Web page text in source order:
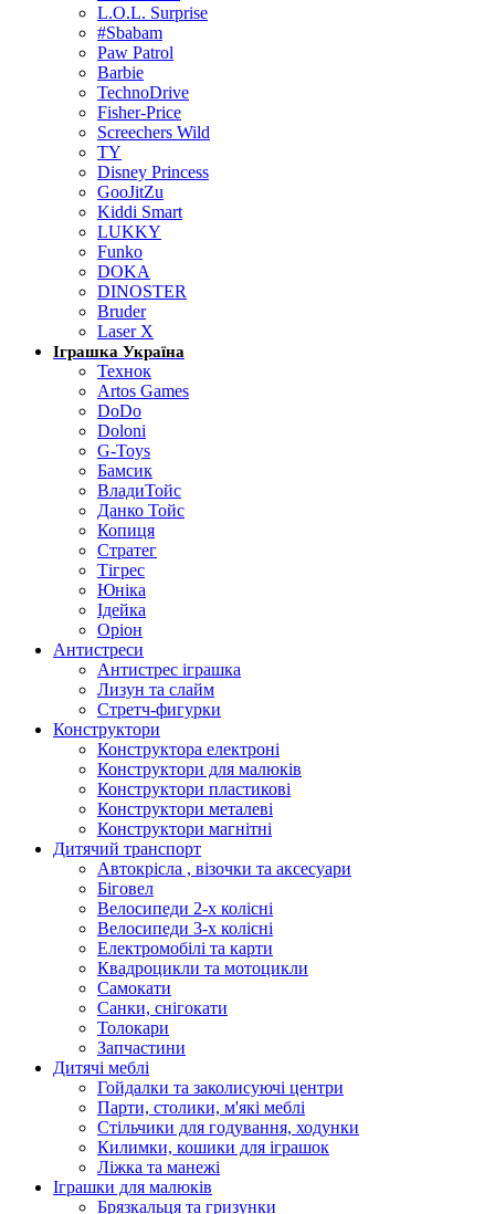
L.O.L. Surprise
#Sbabam
Paw Patrol
Barbie
TechnoDrive
Fisher-Price
Screechers Wild
TY
Disney Princess
GooJitZu
Kiddi Smart
LUKKY
Funko
DOKA
DINOSTER
Bruder
Laser X
Іграшка Україна
Технок
Artos Games
DoDo
Doloni
G-Toys
Бамсик
ВладиТойс
Данко Тойс
Копиця
Стратег
Тігрес
Юніка
Ідейка
Оріон
Антистреси
Антистрес іграшка
Лизун та слайм
Стретч-фигурки
Конструктори
Конструктора електроні
Конструктори для малюків
Конструктори пластикові
Конструктори металеві
Конструктори магнітні
Дитячий транспорт
Автокрісла , візочки та аксесуари
Біговел
Велосипеди 2-х колісні
Велосипеди 3-х колісні
Електромобілі та карти
Квадроцикли та мотоцикли
Самокати
Санки, снігокати
Толокари
Запчастини
Дитячі меблі
Гойдалки та заколисуючі центри
Парти, столики, м'які меблі
Стільчики для годування, ходунки
Килимки, кошики для іграшок
Ліжка та манежі
Іграшки для малюків
Брязкальця та гризунки